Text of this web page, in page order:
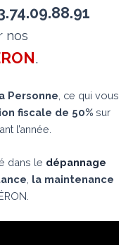
nos
.
Personne , ce qui vous
fiscale de 50% sur
l’année.
dans le dépannage
la maintenance